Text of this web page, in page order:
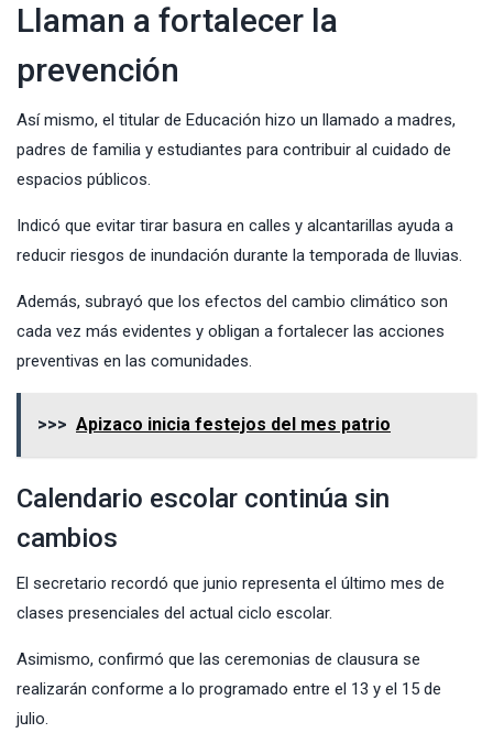
Llaman a fortalecer la
prevención
Así mismo, el titular de Educación hizo un llamado a madres,
padres de familia y estudiantes para contribuir al cuidado de
espacios públicos.
Indicó que evitar tirar basura en calles y alcantarillas ayuda a
reducir riesgos de inundación durante la temporada de lluvias.
Además, subrayó que los efectos del cambio climático son
cada vez más evidentes y obligan a fortalecer las acciones
preventivas en las comunidades.
>>> Apizaco inicia festejos del mes patrio
Calendario escolar continúa sin
cambios
El secretario recordó que junio representa el último mes de
clases presenciales del actual ciclo escolar.
Asimismo, confirmó que las ceremonias de clausura se
realizarán conforme a lo programado entre el 13 y el 15 de
julio.